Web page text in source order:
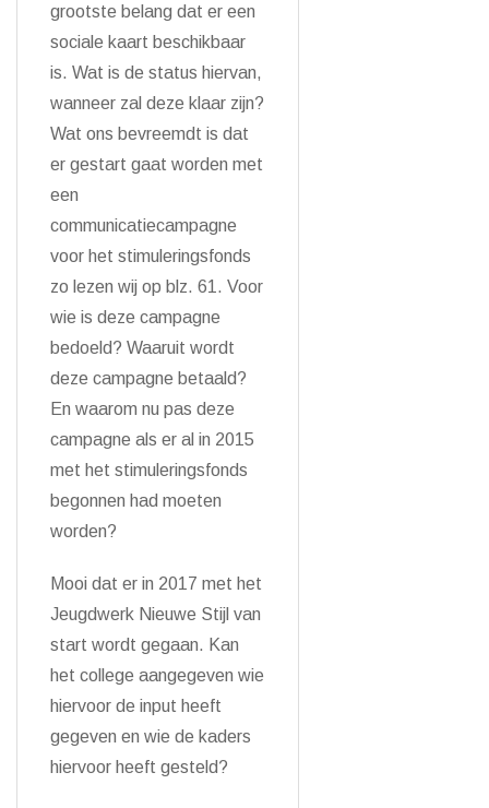
grootste belang dat er een
sociale kaart beschikbaar
is. Wat is de status hiervan,
wanneer zal deze klaar zijn?
Wat ons bevreemdt is dat
er gestart gaat worden met
een
communicatiecampagne
voor het stimuleringsfonds
zo lezen wij op blz. 61. Voor
wie is deze campagne
bedoeld? Waaruit wordt
deze campagne betaald?
En waarom nu pas deze
campagne als er al in 2015
met het stimuleringsfonds
begonnen had moeten
worden?
Mooi dat er in 2017 met het
Jeugdwerk Nieuwe Stijl van
start wordt gegaan. Kan
het college aangegeven wie
hiervoor de input heeft
gegeven en wie de kaders
hiervoor heeft gesteld?